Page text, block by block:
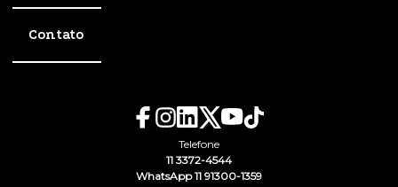
Contato
Telefone
11 3372-4544
WhatsApp 11 91300-1359